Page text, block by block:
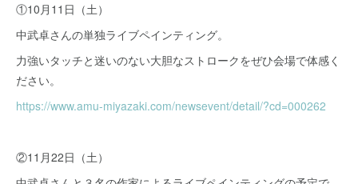
①10月11日（土）
中武卓さんの単独ライブペインティング。
力強いタッチと迷いのない大胆なストロークをぜひ会場で体感く
ださい。
https://www.amu-miyazaki.com/newsevent/detail/?cd=000262
②11月22日（土）